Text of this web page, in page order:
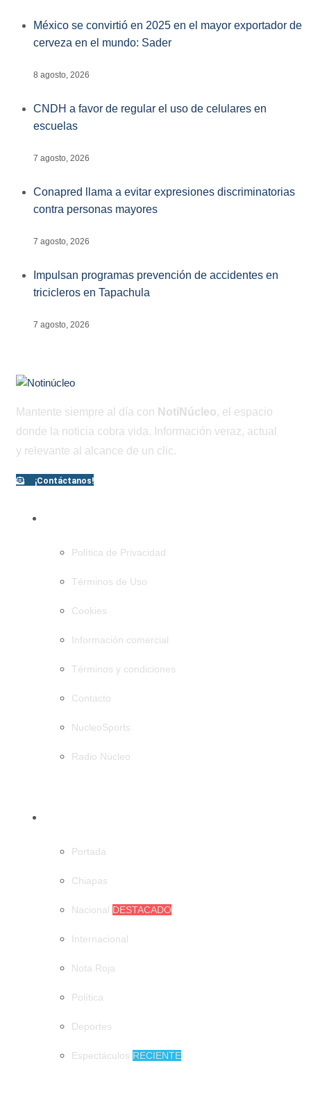
México se convirtió en 2025 en el mayor exportador de
cerveza en el mundo: Sader
8 agosto, 2026
CNDH a favor de regular el uso de celulares en
escuelas
7 agosto, 2026
Conapred llama a evitar expresiones discriminatorias
contra personas mayores
7 agosto, 2026
Impulsan programas prevención de accidentes en
tricicleros en Tapachula
7 agosto, 2026
Mantente siempre al día con NotiNúcleo, el espacio
donde la noticia cobra vida. Información veraz, actual
y relevante al alcance de un clic.
¡Contáctanos!
Política de Privacidad
Términos de Uso
Cookies
Información comercial
Términos y condiciones
Contacto
NucleoSports
Radio Núcleo
Portada
Chiapas
Nacional DESTACADO
Internacional
Nota Roja
Política
Deportes
Espectáculos RECIENTE